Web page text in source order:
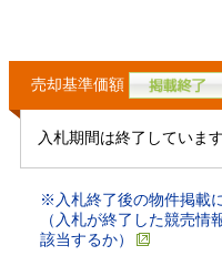
売却基準価額
入札期間は終了しています
※入札終了後の物件掲載
（入札が終了した競売
該当するか）